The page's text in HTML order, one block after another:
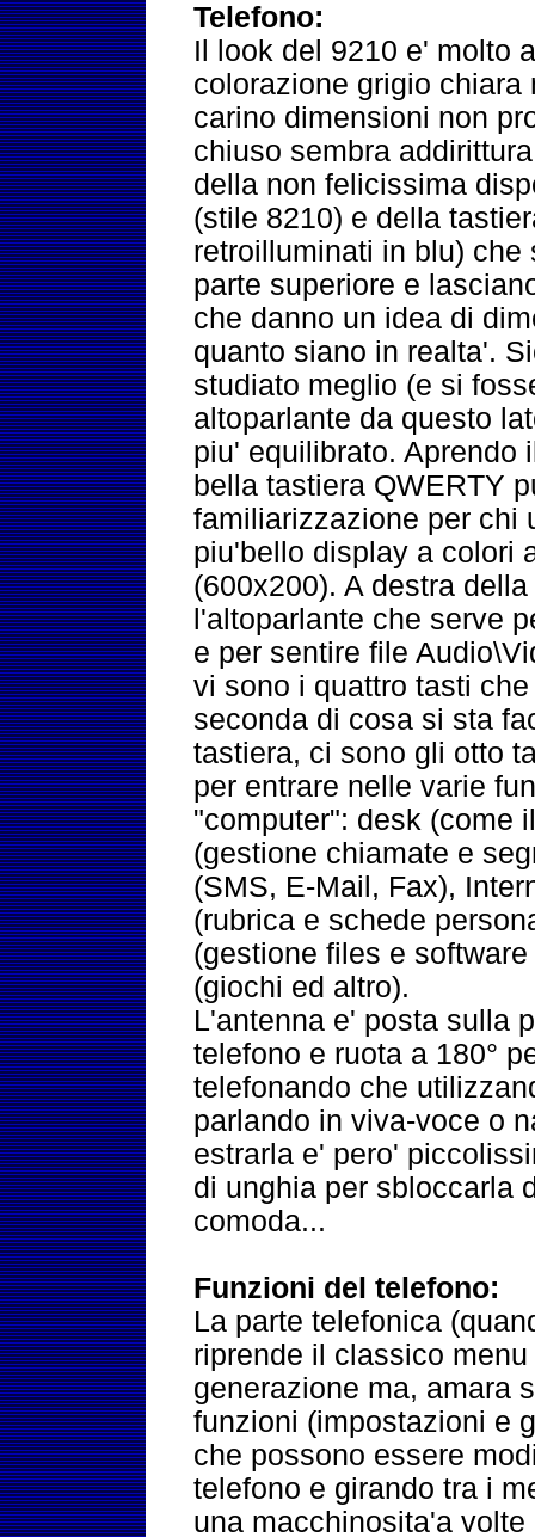
Telefono:
Il look del 9210 e' molto
colorazione grigio chiara
carino dimensioni non
chiuso sembra
della non felicissima
(stile 8210) e della
retroilluminati in blu)
parte superiore e
che danno un idea di
quanto siano in realta'.
studiato meglio (e si
altoparlante da questo
piu' equilibrato. Aprendo
bella tastiera QWERTY
familiarizzazione per chi
piu'bello display a colori
(600x200). A destra
l'altoparlante che serve
e per sentire file
vi sono i quattro tasti
seconda di cosa si sta
tastiera, ci sono gli otto
per entrare nelle varie
"computer": desk (come
(gestione chiamate e
(SMS, E-Mail, Fax),
(rubrica e schede
(gestione files e
(giochi ed altro).
L'antenna e' posta sulla
telefono e ruota a 180°
telefonando che
parlando in viva-voce o
estrarla e' pero'
di unghia per sbloccarla
comoda...
Funzioni del telefono:
La parte telefonica
riprende il classico
generazione ma, amara
funzioni (impostazioni e
che possono essere
telefono e girando tra i
una macchinosita'a